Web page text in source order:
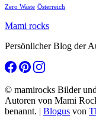
Zero Waste Österreich
Mami rocks
Persönlicher Blog der
© mamirocks Bilder
Autoren von Mami
benannt. | Blogus von